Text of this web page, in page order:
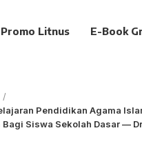
Promo Litnus E-Book
Pendidikan Agama
Siswa Sekolah Dasar —